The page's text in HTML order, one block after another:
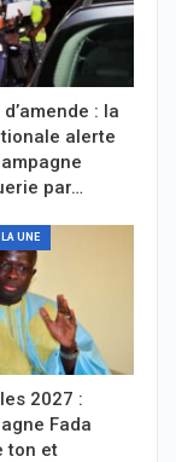
: la
alerte
par…
UNE
2027 :
Fada
ton et